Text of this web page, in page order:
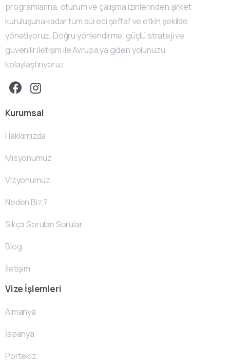
programlarına, oturum ve çalışma izinlerinden şirket
kuruluşuna kadar tüm süreci şeffaf ve etkin şekilde
yönetiyoruz. Doğru yönlendirme, güçlü strateji ve
güvenilir iletişim ile Avrupa’ya giden yolunuzu
kolaylaştırıyoruz.
Kurumsal
Hakkımızda
Misyonumuz
Vizyonumuz
Neden Biz ?
Sıkça Sorulan Sorular
Blog
İletişim
Vize İşlemleri
Almanya
İspanya
Portekiz